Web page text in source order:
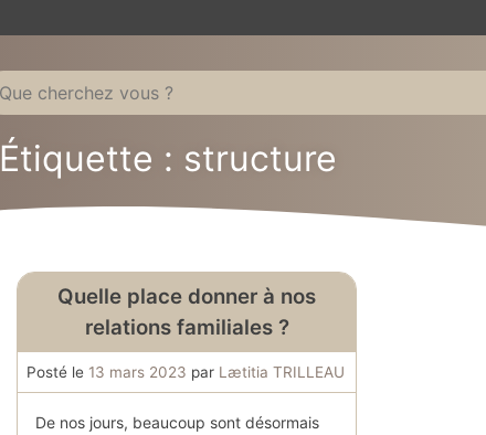
Étiquette : structure
Quelle place donner à nos
relations familiales ?
Posté le 13 mars 2023 par Lætitia TRILLEAU
De nos jours, beaucoup sont désormais